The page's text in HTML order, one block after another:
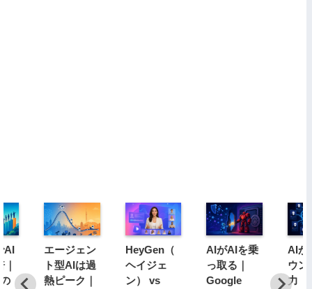
AI
エージェン
ト型AIは過
熱ピーク｜
HeyGen（
ヘイジェ
ン） vs
AIがAIを乗
っ取る｜
Google
AIが
ウン
力｜